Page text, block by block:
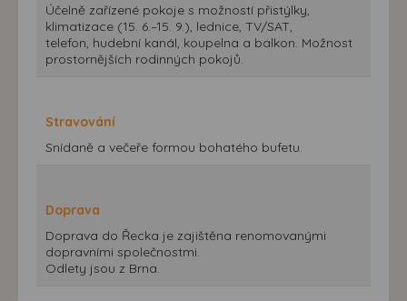
Účelně zařízené pokoje s možností přistýlky,
klimatizace (15. 6.–15. 9.), lednice, TV/SAT,
telefon, hudební kanál, koupelna a balkon. Možnost
prostornějších rodinných pokojů.
Stravování
Snídaně a večeře formou bohatého bufetu.
Doprava
Doprava do Řecka je zajištěna renomovanými
dopravními společnostmi.
Odlety jsou z Brna.